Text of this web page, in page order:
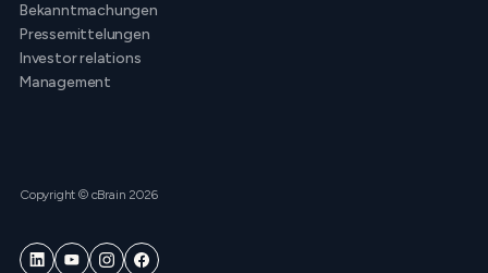
Bekanntmachungen
Pressemittelungen
Investor relations
Management
Copyright © cBrain 2026